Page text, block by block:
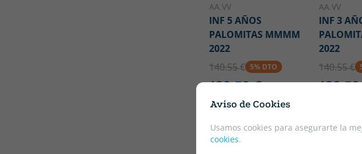
Aviso de Cookies
Usamos cookies para asegurarte la
cookies.
AA.VV
INF 5 AÑOS
PALOMITAS MMMM
2022
140.55 € 5% DTO
133.52 €
¡ENVÍO GRATIS!
AA.VV
INF 3
2022
140.55 €